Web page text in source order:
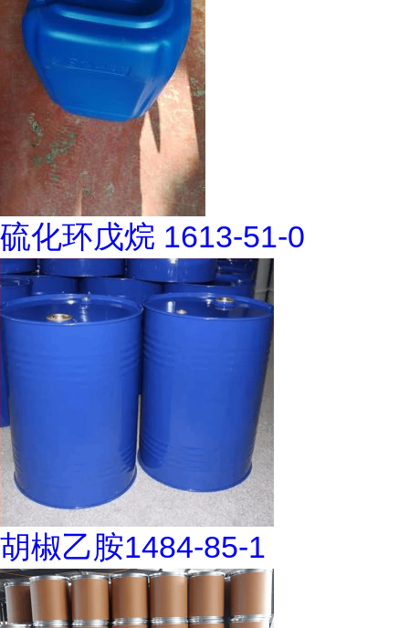
硫化环戊烷 1613-51-0
胡椒乙胺1484-85-1